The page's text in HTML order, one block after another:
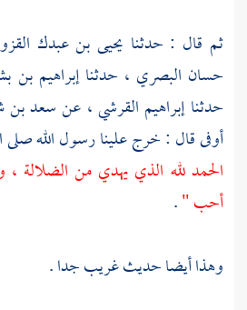
ثم قال : حدثنا يحيى بن عبدك
حسان البصري ، حدثناإبراهيم بن
حدثناإبراهيم القرشي، عنسعد بن
أوفىقال : خرج علينا رسول الله صلى
الحمد لله الذي يهدي من الضلالة
أحب ".
وهذا أيضا حديث غريب جدا .